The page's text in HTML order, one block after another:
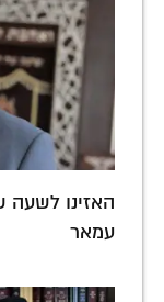
האזינו לשעה
עמאר